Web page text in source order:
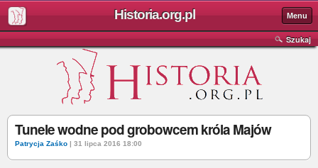
Historia.org.pl Menu
Szukaj
Tunele wodne pod grobowcem króla Majów
Patrycja Zaśko | 31 lipca 2016 18:00